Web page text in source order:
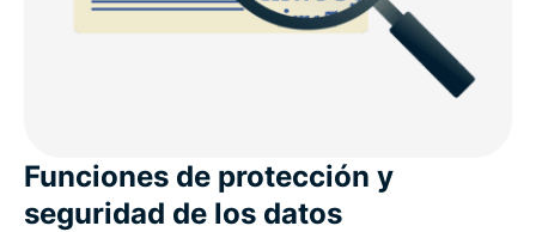
Funciones de protección y
seguridad de los datos